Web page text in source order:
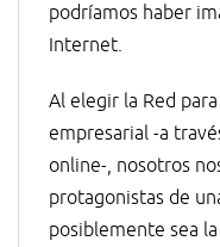
podríamos haber
Internet.
Al elegir la Red
empresarial -a
online-, nosotros
protagonistas de
posiblemente sea